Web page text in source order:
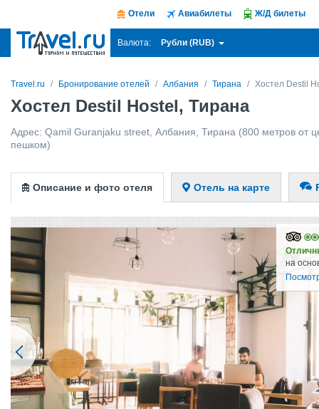
Отели Авиабилеты Ж/Д билеты
Валюта: Рубли (RUB)
Travel.ru Бронирование отелей Албания Тирана Хостел Destil
Хостел Destil Hostel, Тирана
Адрес: Qamil Guranjaku street Албания Тирана (800 метров от
пешком)
Описание и фото отеля Отель на карте
на